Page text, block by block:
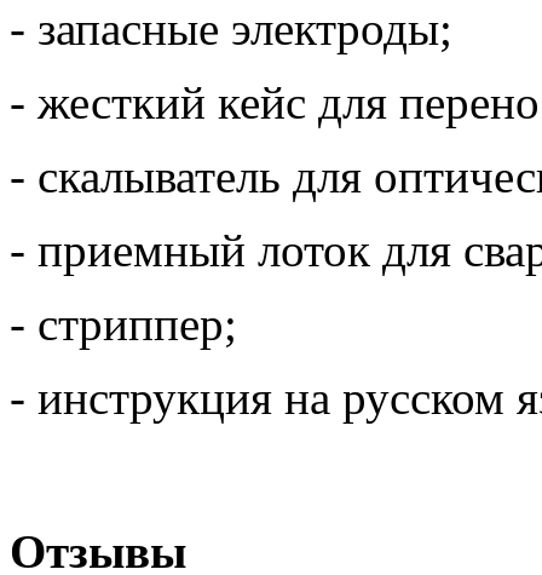
- запасные электроды;
- жесткий кейс для
- скалыватель для
- приемный лоток для
- стриппер;
- инструкция на русском
Отзывы